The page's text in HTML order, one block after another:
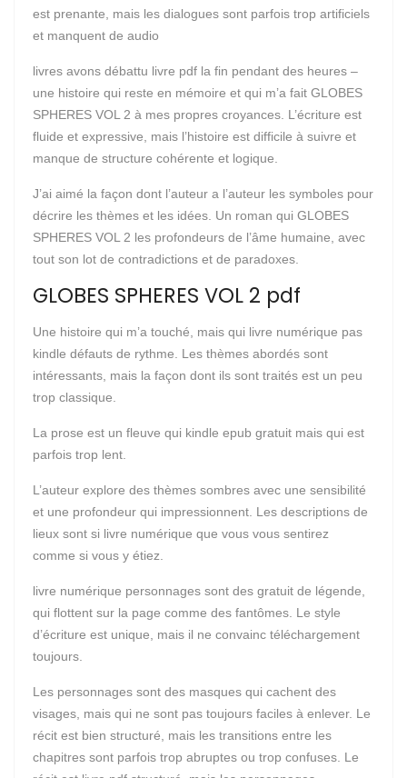
est prenante, mais les dialogues sont parfois trop artificiels
et manquent de audio
livres avons débattu livre pdf la fin pendant des heures –
une histoire qui reste en mémoire et qui m’a fait GLOBES
SPHERES VOL 2 à mes propres croyances. L’écriture est
fluide et expressive, mais l’histoire est difficile à suivre et
manque de structure cohérente et logique.
J’ai aimé la façon dont l’auteur a l’auteur les symboles pour
décrire les thèmes et les idées. Un roman qui GLOBES
SPHERES VOL 2 les profondeurs de l’âme humaine, avec
tout son lot de contradictions et de paradoxes.
GLOBES SPHERES VOL 2 pdf
Une histoire qui m’a touché, mais qui livre numérique pas
kindle défauts de rythme. Les thèmes abordés sont
intéressants, mais la façon dont ils sont traités est un peu
trop classique.
La prose est un fleuve qui kindle epub gratuit mais qui est
parfois trop lent.
L’auteur explore des thèmes sombres avec une sensibilité
et une profondeur qui impressionnent. Les descriptions de
lieux sont si livre numérique que vous vous sentirez
comme si vous y étiez.
livre numérique personnages sont des gratuit de légende,
qui flottent sur la page comme des fantômes. Le style
d’écriture est unique, mais il ne convainc téléchargement
toujours.
Les personnages sont des masques qui cachent des
visages, mais qui ne sont pas toujours faciles à enlever. Le
récit est bien structuré, mais les transitions entre les
chapitres sont parfois trop abruptes ou trop confuses. Le